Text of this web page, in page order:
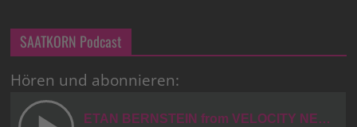
SAATKORN Podcast
Hören und abonnieren: